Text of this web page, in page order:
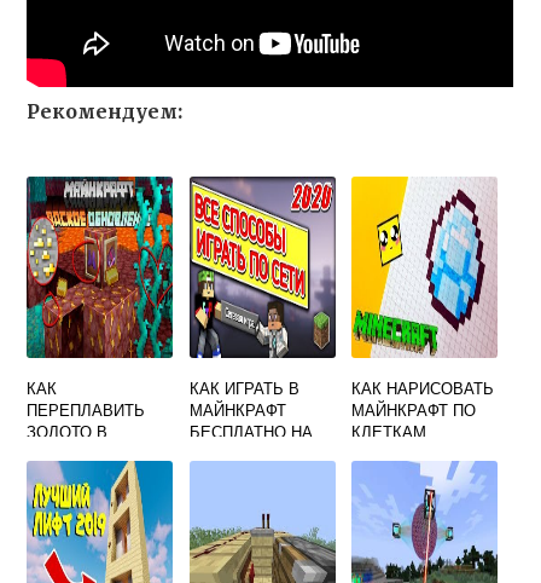
Рекомендуем:
КАК
ПЕРЕПЛАВИТЬ
ЗОЛОТО В
КАК ИГРАТЬ В
МАЙНКРАФТ
БЕСПЛАТНО НА
КАК НАРИСОВАТЬ
МАЙНКРАФТ ПО
КЛЕТКАМ